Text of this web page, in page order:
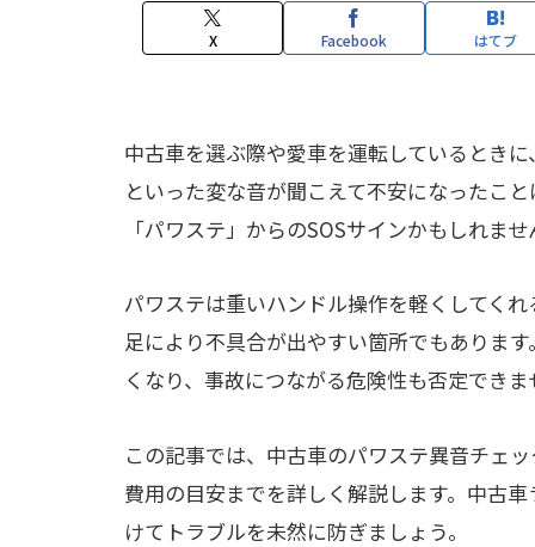
X Facebook はてブ
中古車を選ぶ際や愛車を運転しているとき
といった変な音が聞こえて不安になったこ
「パワステ」からのSOSサインかもしれま
パワステは重いハンドル操作を軽くしてく
足により不具合が出やすい箇所でもありま
くなり、事故につながる危険性も否定できま
この記事では、中古車のパワステ異音チェ
費用の目安までを詳しく解説します。中古
けてトラブルを未然に防ぎましょう。